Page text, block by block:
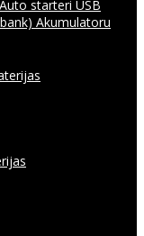
Auto starteri USB
Akumulatoru